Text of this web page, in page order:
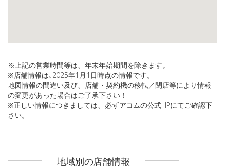
※上記の営業時間等は、年末年始期間を除きます。
※店舗情報は､2025年1月1日時点の情報です。
地図情報の間違い及び、店舗・契約機の移転／閉店等により情報
の変更があった場合はご了承下さい！
※正しい情報につきましては、必ずアコムの公式HPにてご確認下
さい。
地域別の店舗情報